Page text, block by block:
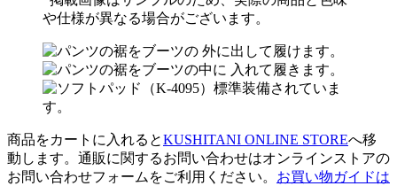
や仕様が異なる場合がございます。
商品をカートに入れるとKUSHITANI ONLINE STOREへ移
動します。通販に関するお問い合わせはオンラインストアの
お問い合わせフォームをご利用ください。 お買い物ガイドは